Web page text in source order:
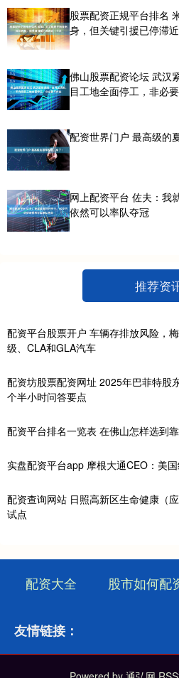
股票配资正规平台排名
身，但关键引援已停滞
佛山股票配资论坛 武汉
目工地全面停工，非必
配资世界门户 最高级的
网上配资平台 佐夫：我
依然可以率队夺冠
推荐资
配资平台股票开户 车辆存排放风险，
级、CLA和GLA汽车
配资坊股票配资网址 2025年巴菲特股
个半小时问答要点
配资平台排名一览表 在佛山怎样选到
实盘配资平台app 摩根大通CEO：美
配资查询网站 日照高新区生命健康（
试点
配资大全 股市如何配
友情链接：